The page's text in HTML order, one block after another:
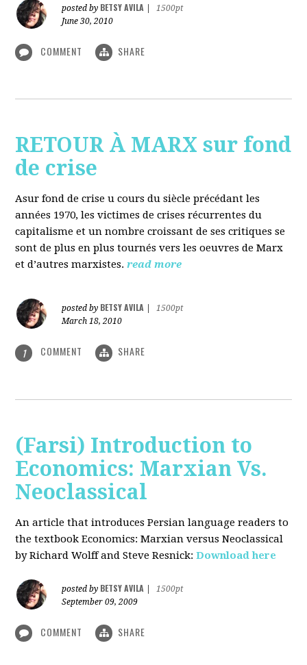
posted by BETSY AVILA
1500pt
June 30, 2010
COMMENT SHARE
RETOUR À MARX sur fond
de crise
Asur fond de crise u cours du siècle précédant les
années 1970, les victimes de crises récurrentes du
capitalisme et un nombre croissant de ses critiques se
sont de plus en plus tournés vers les oeuvres de Marx
et d’autres marxistes. read more
posted by BETSY AVILA
1500pt
March 18, 2010
1 COMMENT SHARE
(Farsi) Introduction to
Economics: Marxian Vs.
Neoclassical
An article that introduces Persian language readers to
the textbook Economics: Marxian versus Neoclassical
by Richard Wolff and Steve Resnick:Download here
posted by BETSY AVILA
1500pt
September 09, 2009
COMMENT SHARE